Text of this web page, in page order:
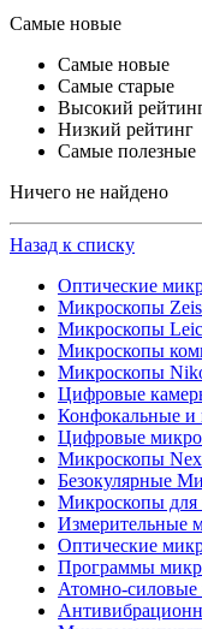
Самые новые
Самые новые
Самые старые
Высокий
Низкий рейтинг
Самые полезные
Ничего не найдено
Назад к списку
Оптические
Микроскопы
Микроскопы
Микроскопы
Микроскопы
Цифровые
Конфокальные и
Цифровые
Микроскопы
Безокулярные
Микроскопы для
Измерительные
Оптические
Программы
Атомно-